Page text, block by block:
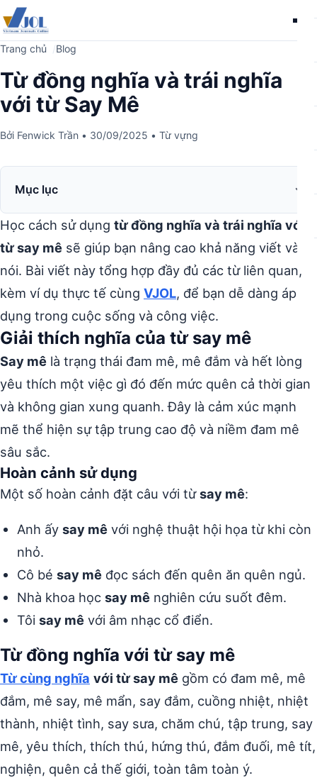
Trang chủ Blog
Từ đồng nghĩa và trái nghĩa
với từ Say Mê
Bởi Fenwick Trần • 30/09/2025 • Từ vựng
Mục lục
Học cách sử dụng từ đồng nghĩa và trái nghĩa với
từ say mê sẽ giúp bạn nâng cao khả năng viết và
nói. Bài viết này tổng hợp đầy đủ các từ liên quan,
kèm ví dụ thực tế cùng VJOL, để bạn dễ dàng áp
dụng trong cuộc sống và công việc.
Giải thích nghĩa của từ say mê
Say mê là trạng thái đam mê, mê đắm và hết lòng
yêu thích một việc gì đó đến mức quên cả thời gian
và không gian xung quanh. Đây là cảm xúc mạnh
mẽ thể hiện sự tập trung cao độ và niềm đam mê
sâu sắc.
Hoàn cảnh sử dụng
Một số hoàn cảnh đặt câu với từsay mê:
Anh ấy say mê với nghệ thuật hội họa từ khi còn
nhỏ.
Cô bé say mê đọc sách đến quên ăn quên ngủ.
Nhà khoa học say mê nghiên cứu suốt đêm.
Tôi say mê với âm nhạc cổ điển.
Từ đồng nghĩa với từ say mê
Từ cùng nghĩa với từ say mê gồm có đam mê, mê
đắm, mê say, mê mẩn, say đắm, cuồng nhiệt, nhiệt
thành, nhiệt tình, say sưa, chăm chú, tập trung, say
mê, yêu thích, thích thú, hứng thú, đắm đuối, mê tít,
nghiện, quên cả thế giới, toàn tâm toàn ý.